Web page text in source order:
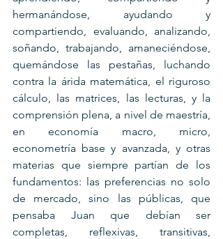
hermanándose, ayudando y
compartiendo, evaluando, analizando,
soñando, trabajando, amaneciéndose,
quemándose las pestañas, luchando
contra la árida matemática, el riguroso
cálculo, las matrices, las lecturas, y la
comprensión plena, a nivel de maestría,
en economía macro, micro,
econometría base y avanzada, y otras
materias que siempre partían de los
fundamentos: las preferencias no solo
de mercado, sino las públicas, que
pensaba Juan que debían ser
completas, reflexivas, transitivas,